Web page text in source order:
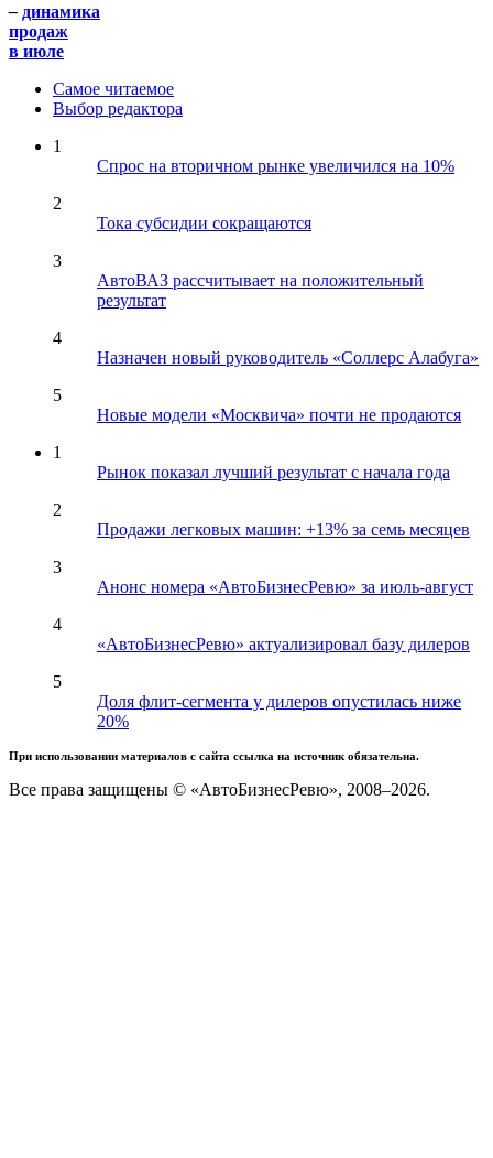
– динамика
продаж
в июле
Самое читаемое
Выбор редактора
1
Спрос на вторичном рынке увеличился на 10%
2
Тока субсидии сокращаются
3
АвтоВАЗ рассчитывает на положительный
результат
4
Назначен новый руководитель «Соллерс Алабуга»
5
Новые модели «Москвича» почти не продаются
1
Рынок показал лучший результат с начала года
2
Продажи легковых машин: +13% за семь месяцев
3
Анонс номера «АвтоБизнесРевю» за июль-август
4
«АвтоБизнесРевю» актуализировал базу дилеров
5
Доля флит-сегмента у дилеров опустилась ниже
20%
При использовании материалов с сайта ссылка на источник обязательна.
Все права защищены © «АвтоБизнесРевю», 2008–2026.